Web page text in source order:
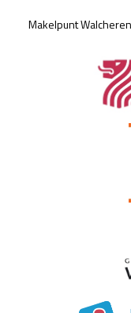
Makelpunt